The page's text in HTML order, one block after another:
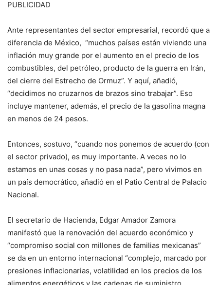
PUBLICIDAD
Ante representantes del sector empresarial, recordó que a
diferencia de México, “muchos países están viviendo una
inflación muy grande por el aumento en el precio de los
combustibles, del petróleo, producto de la guerra en Irán,
del cierre del Estrecho de Ormuz”. Y aquí, añadió,
“decidimos no cruzarnos de brazos sino trabajar”. Eso
incluye mantener, además, el precio de la gasolina magna
en menos de 24 pesos.
Entonces, sostuvo, “cuando nos ponemos de acuerdo (con
el sector privado), es muy importante. A veces no lo
estamos en unas cosas y no pasa nada”, pero vivimos en
un país democrático, añadió en el Patio Central de Palacio
Nacional.
El secretario de Hacienda, Edgar Amador Zamora
manifestó que la renovación del acuerdo económico y
“compromiso social con millones de familias mexicanas”
se da en un entorno internacional “complejo, marcado por
presiones inflacionarias, volatilidad en los precios de los
alimentos energéticos y las cadenas de suministro